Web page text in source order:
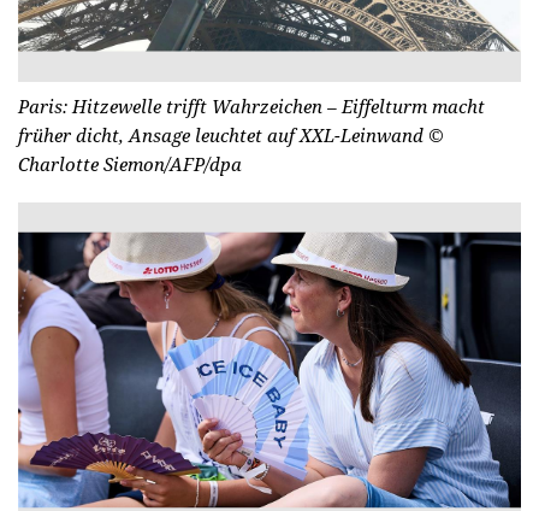
Paris: Hitzewelle trifft Wahrzeichen – Eiffelturm macht
früher dicht, Ansage leuchtet auf XXL-Leinwand ©
Charlotte Siemon/AFP/dpa